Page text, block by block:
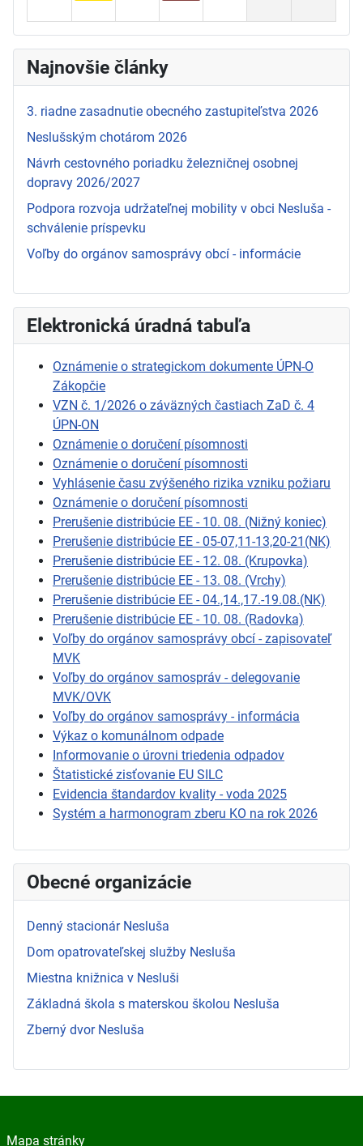
Najnovšie články
3. riadne zasadnutie obecného zastupiteľstva 2026
Neslušským chotárom 2026
Návrh cestovného poriadku železničnej osobnej
dopravy 2026/2027
Podpora rozvoja udržateľnej mobility v obci Nesluša -
schválenie príspevku
Voľby do orgánov samosprávy obcí - informácie
Elektronická úradná tabuľa
Oznámenie o strategickom dokumente ÚPN-O
Zákopčie
VZN č. 1/2026 o záväzných častiach ZaD č. 4
ÚPN-ON
Oznámenie o doručení písomnosti
Oznámenie o doručení písomnosti
Vyhlásenie času zvýšeného rizika vzniku požiaru
Oznámenie o doručení písomnosti
Prerušenie distribúcie EE - 10. 08. (Nižný koniec)
Prerušenie distribúcie EE - 05-07,11-13,20-21(NK)
Prerušenie distribúcie EE - 12. 08. (Krupovka)
Prerušenie distribúcie EE - 13. 08. (Vrchy)
Prerušenie distribúcie EE - 04.,14.,17.-19.08.(NK)
Prerušenie distribúcie EE - 10. 08. (Radovka)
Voľby do orgánov samosprávy obcí - zapisovateľ
MVK
Voľby do orgánov samospráv - delegovanie
MVK/OVK
Voľby do orgánov samosprávy - informácia
Výkaz o komunálnom odpade
Informovanie o úrovni triedenia odpadov
Štatistické zisťovanie EU SILC
Evidencia štandardov kvality - voda 2025
Systém a harmonogram zberu KO na rok 2026
Obecné organizácie
Denný stacionár Nesluša
Dom opatrovateľskej služby Nesluša
Miestna knižnica v Nesluši
Základná škola s materskou školou Nesluša
Zberný dvor Nesluša
Mapa stránky